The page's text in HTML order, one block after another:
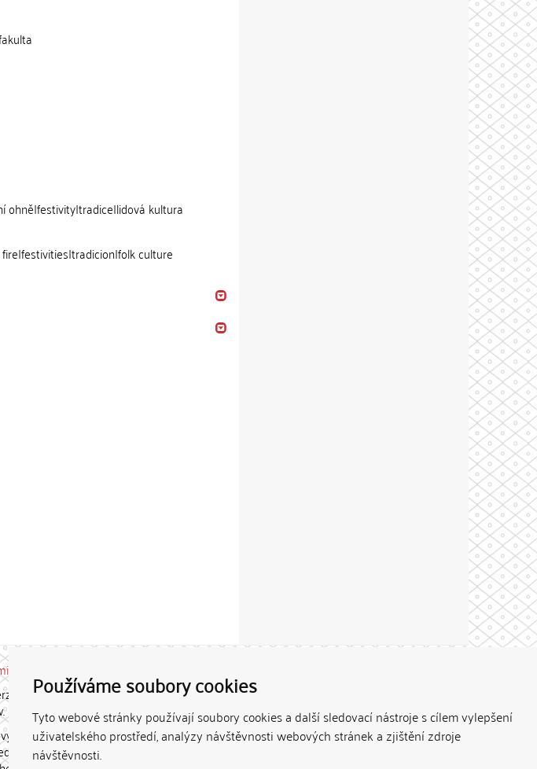
Používáme soubory cookies
Tyto webové stránky používají soubory cookies a další sledovací nástroje s cílem vylepšení
uživatelského prostředí, analýzy návštěvnosti webových stránek a zjištění zdroje
návštěvnosti.
ohně|festivity|tradice|lidová kultura
culture
repozitar [at] cuni.cz
Karlovy. / Each constituent
za studijní, vědeckou
any commercial purposes